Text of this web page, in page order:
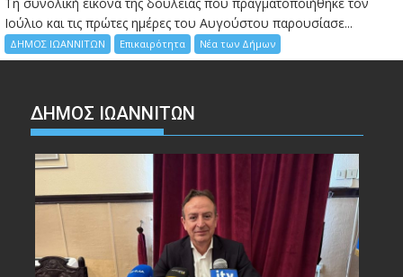
Ιούλιο και τις πρώτες ημέρες του Αυγούστου παρουσίασε...
ΔΗΜΟΣ ΙΩΑΝΝΙΤΩΝ Επικαιρότητα Νέα των Δήμων
ΔΗΜΟΣ ΙΩΑΝΝΙΤΩΝ